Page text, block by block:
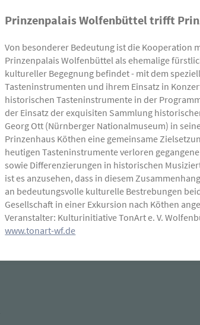
Prinzenpalais Wolfenbüttel trifft
Von besonderer Bedeutung ist die Kooperation
Prinzenpalais Wolfenbüttel als ehemalige
kultureller Begegnung befindet - mit dem
Tasteninstrumenten und ihrem Einsatz in
historischen Tasteninstrumente in der
der Einsatz der exquisiten Sammlung
Georg Ott (Nürnberger Nationalmuseum) in
Prinzenhaus Köthen eine gemeinsame
heutigen Tasteninstrumente verloren
sowie Differenzierungen in historischen
ist es anzusehen, dass in diesem
an bedeutungsvolle kulturelle Bestrebungen
Gesellschaft in einer Exkursion nach Köthen
Veranstalter: Kulturinitiative TonArt e. V.
www.tonart-wf.de